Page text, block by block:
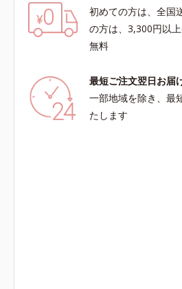
初めての方は、全国
の方は、3,300円以
無料
最短ご注文翌日お届
一部地域を除き、最
たします